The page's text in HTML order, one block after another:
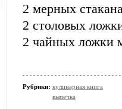
2 мерных
2 столовых
2 чайных ложки
Рубрики: кулинарная книга
выпечка